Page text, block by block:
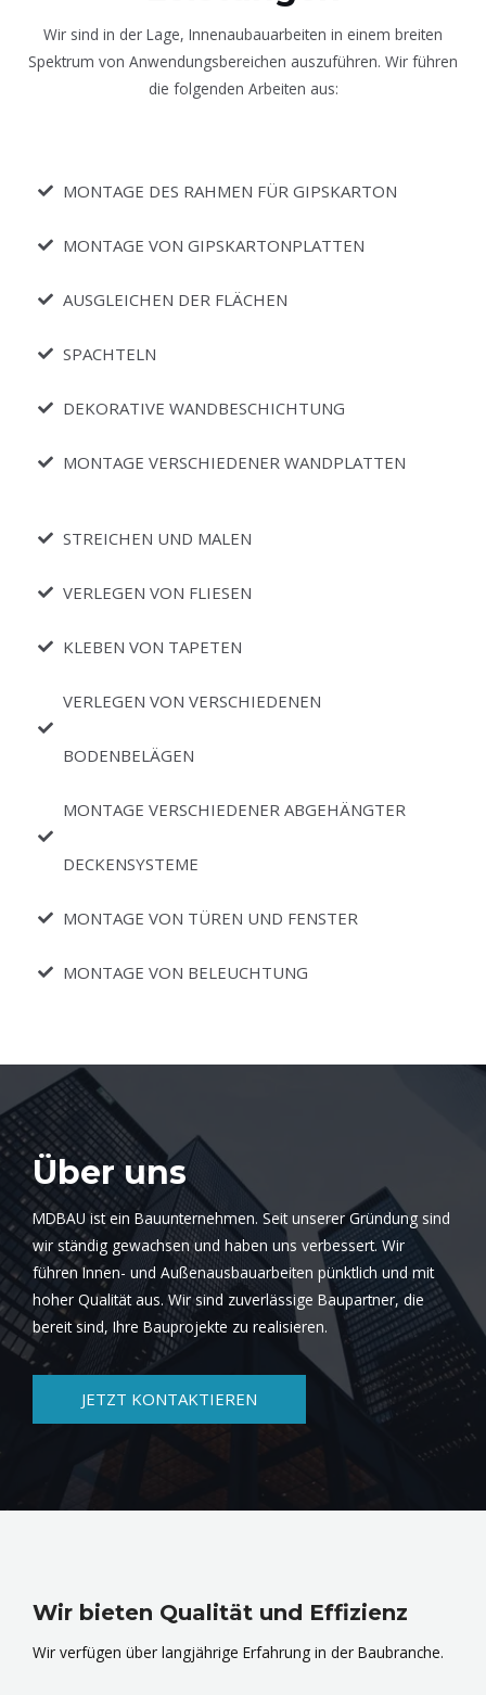
Wir sind in der Lage, Innenaubauarbeiten in einem breiten
Spektrum von Anwendungsbereichen auszuführen. Wir führen
die folgenden Arbeiten aus:
MONTAGE DES RAHMEN FÜR GIPSKARTON
MONTAGE VON GIPSKARTONPLATTEN
AUSGLEICHEN DER FLÄCHEN
SPACHTELN
DEKORATIVE WANDBESCHICHTUNG
MONTAGE VERSCHIEDENER WANDPLATTEN
STREICHEN UND MALEN
VERLEGEN VON FLIESEN
KLEBEN VON TAPETEN
VERLEGEN VON VERSCHIEDENEN
BODENBELÄGEN
MONTAGE VERSCHIEDENER ABGEHÄNGTER
DECKENSYSTEME
MONTAGE VON TÜREN UND FENSTER
MONTAGE VON BELEUCHTUNG
Über uns
MDBAU ist ein Bauunternehmen. Seit unserer Gründung sind
wir ständig gewachsen und haben uns verbessert. Wir
führen Innen- und Außenausbauarbeiten pünktlich und mit
hoher Qualität aus. Wir sind zuverlässige Baupartner, die
bereit sind, Ihre Bauprojekte zu realisieren.
JETZT KONTAKTIEREN
Wir bieten Qualität und Effizienz
Wir verfügen über langjährige Erfahrung in der Baubranche.